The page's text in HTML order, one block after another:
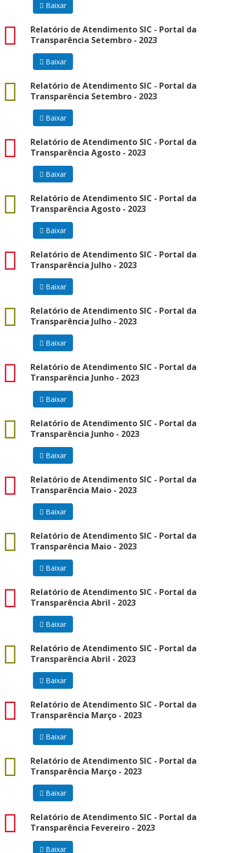
Baixar
Relatório de Atendimento SIC - Portal da
Transparência Setembro - 2023
pdf
Baixar
Relatório de Atendimento SIC - Portal da
Transparência Setembro - 2023
data
Baixar
Relatório de Atendimento SIC - Portal da
Transparência Agosto - 2023
pdf
Baixar
Relatório de Atendimento SIC - Portal da
Transparência Agosto - 2023
docx
Baixar
Relatório de Atendimento SIC - Portal da
Transparência Julho - 2023
pdf
Baixar
Relatório de Atendimento SIC - Portal da
Transparência Julho - 2023
docx
Baixar
Relatório de Atendimento SIC - Portal da
Transparência Junho - 2023
pdf
Baixar
Relatório de Atendimento SIC - Portal da
Transparência Junho - 2023
docx
Baixar
Relatório de Atendimento SIC - Portal da
Transparência Maio - 2023
pdf
Baixar
Relatório de Atendimento SIC - Portal da
Transparência Maio - 2023
docx
Baixar
Relatório de Atendimento SIC - Portal da
Transparência Abril - 2023
pdf
Baixar
Relatório de Atendimento SIC - Portal da
Transparência Abril - 2023
docx
Baixar
Relatório de Atendimento SIC - Portal da
Transparência Março - 2023
pdf
Baixar
Relatório de Atendimento SIC - Portal da
Transparência Março - 2023
docx
Baixar
Relatório de Atendimento SIC - Portal da
Transparência Fevereiro - 2023
pdf
Baixar